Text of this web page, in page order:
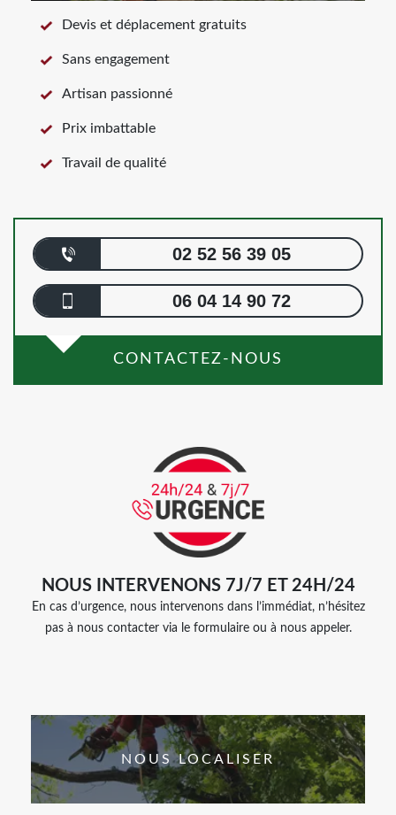
Devis et déplacement gratuits
Sans engagement
Artisan passionné
Prix imbattable
Travail de qualité
02 52 56 39 05
06 04 14 90 72
CONTACTEZ-NOUS
NOUS INTERVENONS 7J/7 ET 24H/24
En cas d’urgence, nous intervenons dans l’immédiat, n’hésitez
pas à nous contacter via le formulaire ou à nous appeler.
NOUS LOCALISER